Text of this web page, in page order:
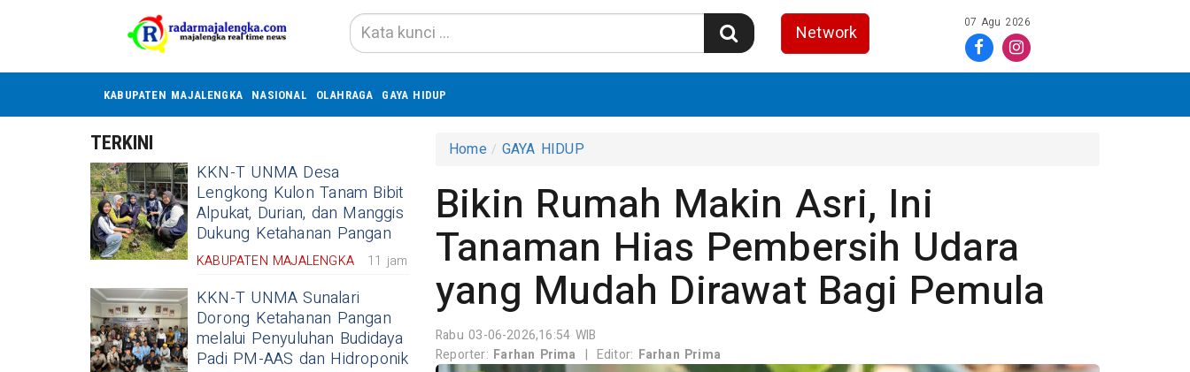
Network 07 Agu 2026
KABUPATEN MAJALENGKA NASIONAL OLAHRAGA GAYA HIDUP
TERKINI
KKN-T UNMA Desa
Lengkong Kulon Tanam Bibit
Alpukat, Durian, dan Manggis
Dukung Ketahanan Pangan
KABUPATEN MAJALENGKA 11 jam
KKN-T UNMA Sunalari
Dorong Ketahanan Pangan
melalui Penyuluhan Budidaya
Padi PM-AAS dan Hidroponik
Home GAYA HIDUP
Bikin Rumah Makin Asri, Ini
Tanaman Hias Pembersih Udara
yang Mudah Dirawat Bagi Pemula
Rabu 03-06-2026,16:54 WIB
Reporter: Farhan Prima | Editor: Farhan Prima